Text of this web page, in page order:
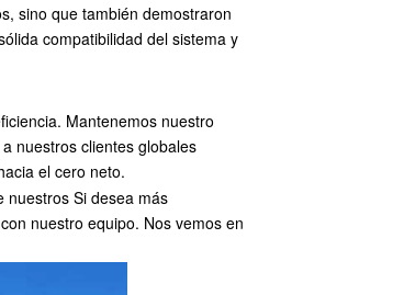
sino que también demostraron
compatibilidad del sistema y
Mantenemos nuestro
nuestros clientes globales
el cero neto.
nuestros Si desea más
nuestro equipo. Nos vemos en